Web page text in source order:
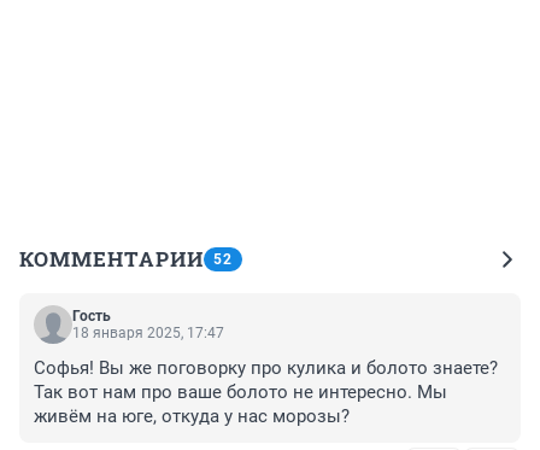
КОММЕНТАРИИ 52
Гость
18 января 2025, 17:47
Софья! Вы же поговорку про кулика и болото знаете?
Так вот нам про ваше болото не интересно. Мы
живём на юге, откуда у нас морозы?